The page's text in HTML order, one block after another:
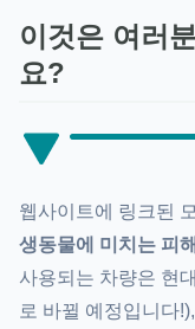
이것은 여러
요?
웹사이트에 링크된
생동물에 미치는 피
사용되는 차량은 현
로 바뀔 예정입니다